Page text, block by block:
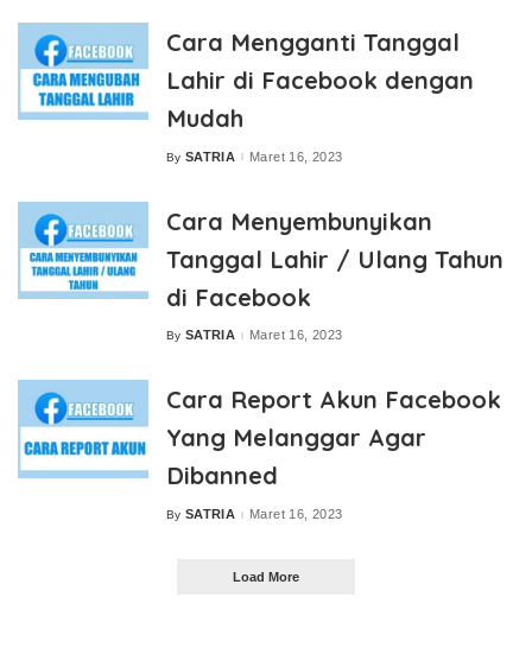
Cara Mengganti Tanggal
Lahir di Facebook dengan
Mudah
Posted
By SATRIA Maret 16, 2023
Cara Menyembunyikan
Tanggal Lahir / Ulang Tahun
di Facebook
Posted
By SATRIA Maret 16, 2023
Cara Report Akun Facebook
Yang Melanggar Agar
Dibanned
Posted
By SATRIA Maret 16, 2023
Load More